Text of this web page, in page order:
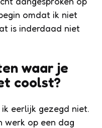
omdat ik niet
is inderdaad niet
waar je
coolst?
eerlijk gezegd niet.
werk op een dag